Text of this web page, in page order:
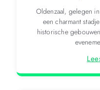
Oldenzaal, gelegen
een charmant
historische